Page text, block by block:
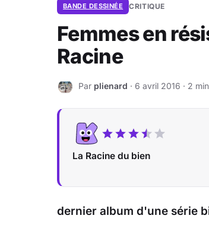
BANDE DESSINÉE CRITIQUE
Femmes en
Racine
P Par plienard · 6 avril 2016 · 2
La Racine du bien
dernier album d'une série